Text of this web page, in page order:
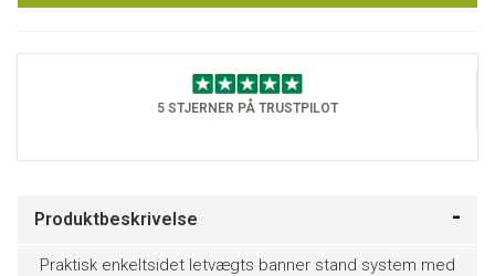
5 STJERNER PÅ TRUSTPILOT
Produktbeskrivelse
Praktisk enkeltsidet letvægts banner stand system med